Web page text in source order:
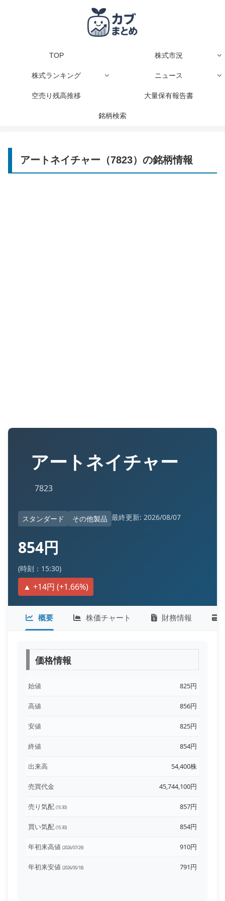
TOP 株式市況
株式ランキング ニュース
空売り残高推移 大量保有報告書
銘柄検索
アートネイチャー（7823）の銘柄情報
アートネイチャー
7823
スタンダード その他製品 最終更新: 2026/08/07
854円
(時刻：15:30)
▲ +14円 (+1.66%)
概要 株価チャート 財務情報
価格情報
始値 825円
高値 856円
安値 825円
終値 854円
出来高 54,400株
売買代金 45,744,100円
売り気配 (15:30) 857円
買い気配 (15:30) 854円
年初来高値 (2026/07/29) 910円
年初来安値 (2026/05/18) 791円